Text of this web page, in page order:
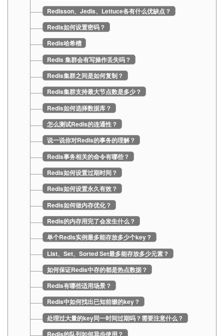
Redisson、Jedis、Lettuce各有什么优缺点？
Redis如何设置密码？
Redis哈希槽
Redis 集群会有写操作丢失吗？
Redis集群之间是如何复制？
Redis集群支持最大节点数是多少？
Redis如何选择数据库？
怎么测试Redis的连通性？
说一说你对Redis的事务的理解？
Redis事务相关的命令有哪些？
Redis如何设置过期时间？
Redis如何设置永久有效？
Redis如何做内存优化？
Redis的内存用完了会发生什么？
单个Redis实例最多能存放多少个key？
List、Set、Sorted Set最多能存放多少元素？
如何保证Redis中存的都是热点数据？
Redis有哪些适用场景？
Redis中如何找出已知前缀的key？
处理过大量的key同一时间过期吗？需要注意什么？
Redis的队列如何异步使用？